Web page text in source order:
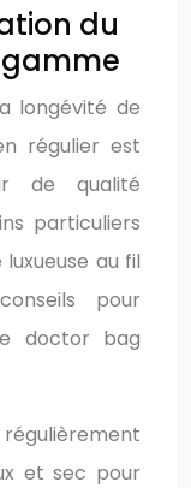
du
longévité de
régulier est
de qualité
particuliers
au fil
pour
doctor bag
et sec pour